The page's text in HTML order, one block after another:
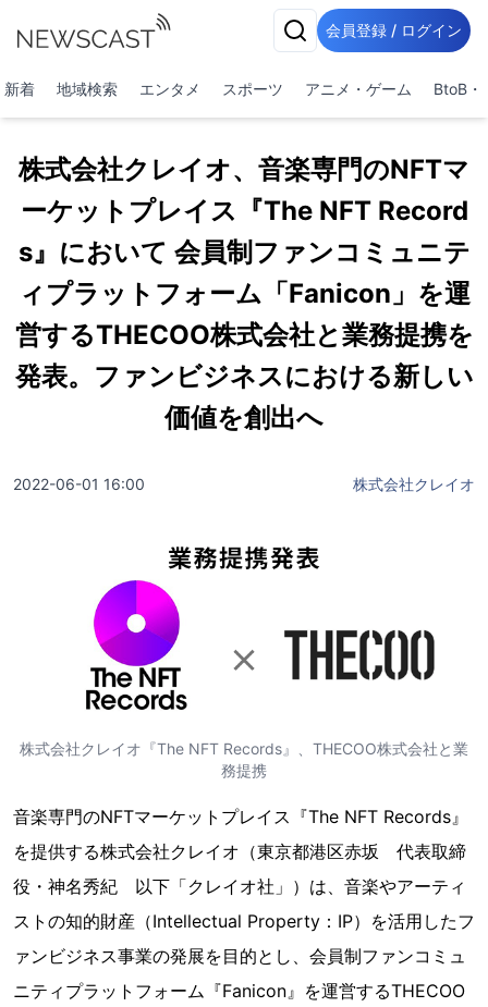
会員登録 / ログイン
新着 地域検索 エンタメ スポーツ アニメ・ゲーム BtoB・
株式会社クレイオ、音楽専門のNFTマ
ーケットプレイス『The NFT Record
s』において 会員制ファンコミュニテ
ィプラットフォーム「Fanicon」を運
営するTHECOO株式会社と業務提携を
発表。ファンビジネスにおける新しい
価値を創出へ
2022-06-01 16:00 株式会社クレイオ
株式会社クレイオ『The NFT Records』、THECOO株式会社と業
務提携
音楽専門のNFTマーケットプレイス『The NFT Records』
を提供する株式会社クレイオ（東京都港区赤坂 代表取締
役・神名秀紀 以下「クレイオ社」）は、音楽やアーティ
ストの知的財産（Intellectual Property：IP）を活用したフ
ァンビジネス事業の発展を目的とし、会員制ファンコミュ
ニティプラットフォーム『Fanicon』を運営するTHECOO